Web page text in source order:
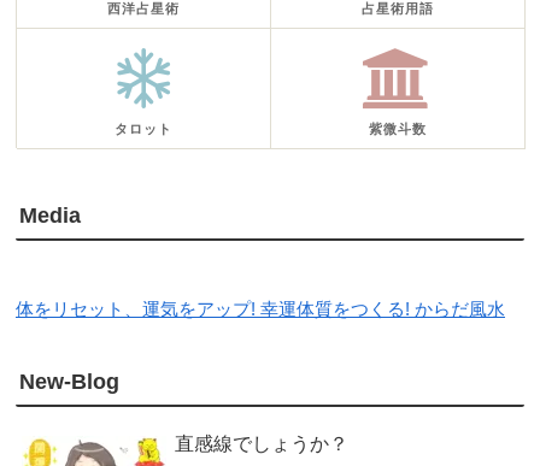
西洋占星術 占星術用語
タロット 紫微斗数
Media
体をリセット、運気をアップ! 幸運体質をつくる! からだ風水
New-Blog
直感線でしょうか？